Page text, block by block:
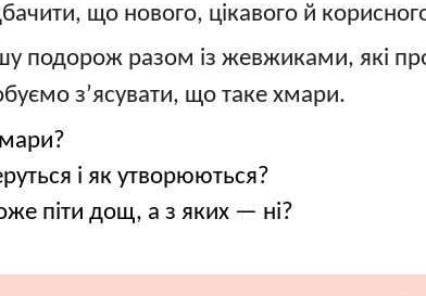
що нового, цікавого й
подорож разом із жевжиками, які
з’ясувати, що таке хмари.
і як утворюються?
піти дощ, а з яких — ні?